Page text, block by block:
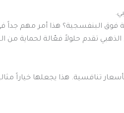
يمكنها حماية من 90% من الأشعة فوق البنفسجية؟
تقدم حلولاً فعّالة لحماية من
تنافسية. هذا يجعلها خياراً